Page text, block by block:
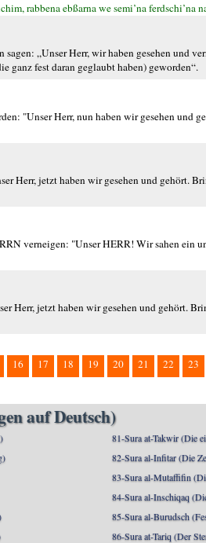
rabbena ebßarna we semi’na ferdschi’na
„Unser Herr, wir haben gesehen und
fest daran geglaubt haben) geworden“.
"Unser Herr, nun haben wir gesehen und
Herr, jetzt haben wir gesehen und gehört.
verneigen: "Unser HERR! Wir sahen ein
Herr, jetzt haben wir gesehen und gehört.
16 17 18 19 20 21 22 23
auf Deutsch)
81-Sura at-Takwir (Die
82-Sura al-Infitar (Die
83-Sura al-Mutaffifin
84-Sura al-Inschiqaq
85-Sura al-Burudsch
86-Sura at-Tariq (Der